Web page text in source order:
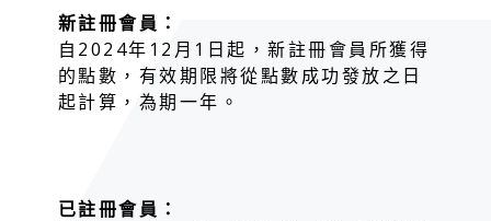
新註冊會員：
自2024年12月1日起，新註冊會員所獲得
的點數，有效期限將從點數成功發放之日
起計算，為期一年。
已註冊會員：